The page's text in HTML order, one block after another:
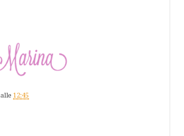
alle 12:45